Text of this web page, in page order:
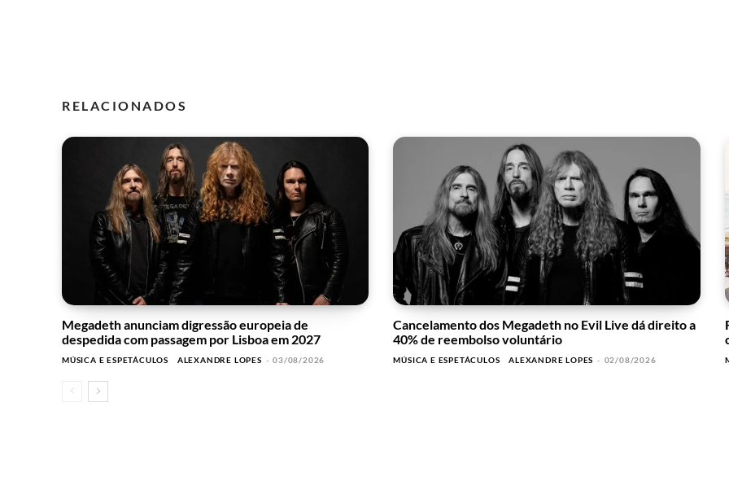
RELACIONADOS
Megadeth anunciam digressão europeia de
despedida com passagem por Lisboa em 2027
MÚSICA E ESPETÁCULOS ALEXANDRE LOPES - 03/08/2026
Cancelamento dos Megadeth no Evil Live dá direito a
40% de reembolso voluntário
MÚSICA E ESPETÁCULOS ALEXANDRE LOPES - 02/08/2026